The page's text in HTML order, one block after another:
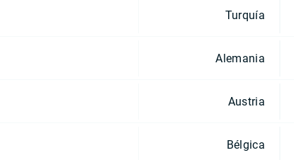
Turquía
Alemania
Austria
Bélgica